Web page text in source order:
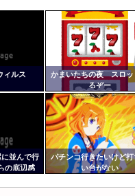
近くにいると機械が壊れる
ーラ社、「こういうのでい
ィルス
かまいたちの夜 スロッ
るぞー
並んで行
の底辺感
パチンコ行きたいけど打
い台がない